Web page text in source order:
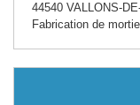
44540 VALLONS-
Fabrication de